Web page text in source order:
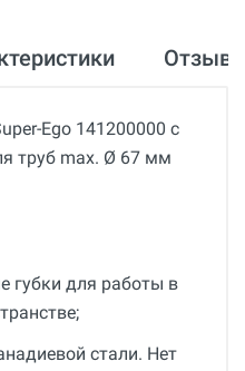
Ego 141200000 с
труб max. Ø 67 мм
губки для работы в
стали. Нет